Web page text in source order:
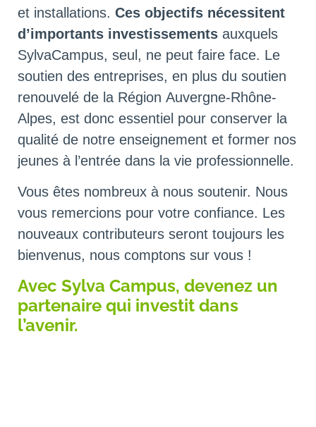
et installations. Ces objectifs nécessitent
d’importants investissements auxquels
SylvaCampus, seul, ne peut faire face. Le
soutien des entreprises, en plus du soutien
renouvelé de la Région Auvergne-Rhône-
Alpes, est donc essentiel pour conserver la
qualité de notre enseignement et former nos
jeunes à l’entrée dans la vie professionnelle.
Vous êtes nombreux à nous soutenir. Nous
vous remercions pour votre confiance. Les
nouveaux contributeurs seront toujours les
bienvenus, nous comptons sur vous !
Avec Sylva Campus, devenez un
partenaire qui investit dans
l’avenir.